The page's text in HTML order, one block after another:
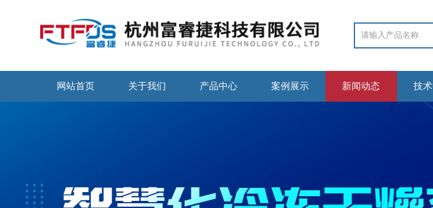
网站首页 关于我们 产品中心 案例展示 新闻动态 技